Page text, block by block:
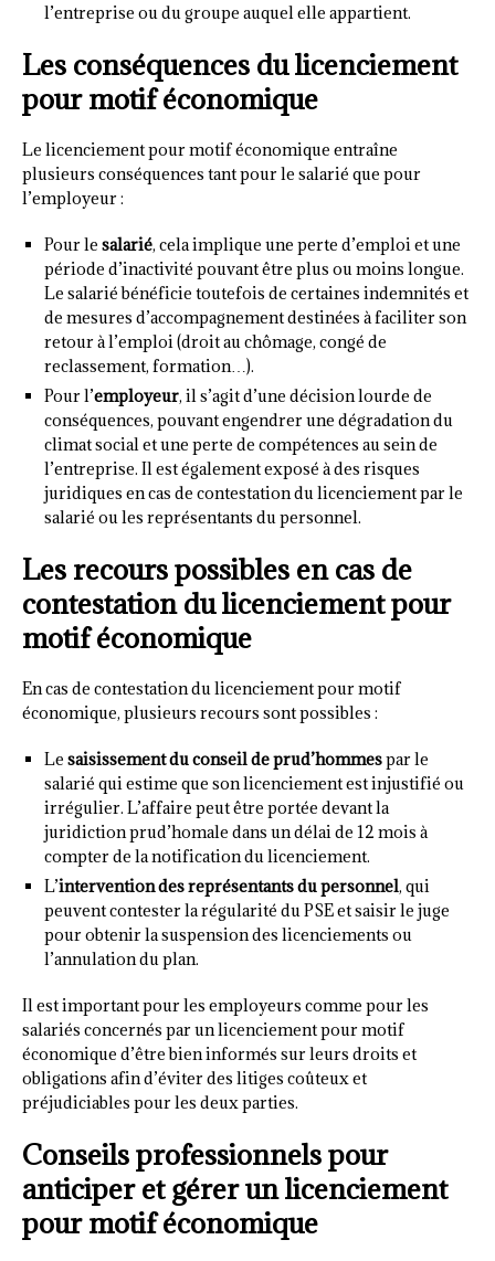
l’entreprise ou du groupe auquel elle appartient.
Les conséquences du licenciement
pour motif économique
Le licenciement pour motif économique entraîne
plusieurs conséquences tant pour le salarié que pour
l’employeur :
Pour le salarié, cela implique une perte d’emploi et une
période d’inactivité pouvant être plus ou moins longue.
Le salarié bénéficie toutefois de certaines indemnités et
de mesures d’accompagnement destinées à faciliter son
retour à l’emploi (droit au chômage, congé de
reclassement, formation…).
Pour l’employeur, il s’agit d’une décision lourde de
conséquences, pouvant engendrer une dégradation du
climat social et une perte de compétences au sein de
l’entreprise. Il est également exposé à des risques
juridiques en cas de contestation du licenciement par le
salarié ou les représentants du personnel.
Les recours possibles en cas de
contestation du licenciement pour
motif économique
En cas de contestation du licenciement pour motif
économique, plusieurs recours sont possibles :
Le saisissement du conseil de prud’hommespar le
salarié qui estime que son licenciement est injustifié ou
irrégulier. L’affaire peut être portée devant la
juridiction prud’homale dans un délai de 12 mois à
compter de la notification du licenciement.
L’intervention des représentants du personnel, qui
peuvent contester la régularité du PSE et saisir le juge
pour obtenir la suspension des licenciements ou
l’annulation du plan.
Il est important pour les employeurs comme pour les
salariés concernés par un licenciement pour motif
économique d’être bien informés sur leurs droits et
obligations afin d’éviter des litiges coûteux et
préjudiciables pour les deux parties.
Conseils professionnels pour
anticiper et gérer un licenciement
pour motif économique